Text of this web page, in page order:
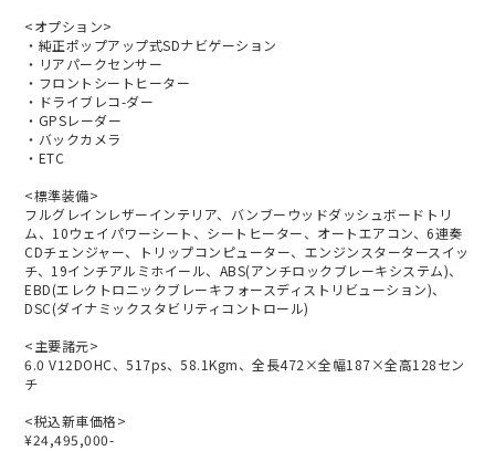
<オプション>
・純正ポップアップ式SDナビゲーション
・リアパークセンサー
・フロントシートヒーター
・ドライブレコ-ダー
・GPSレーダー
・バックカメラ
・ETC
<標準装備>
フルグレインレザーインテリア、バンブーウッドダッシュボードトリ
ム、10ウェイパワーシート、シートヒーター、オートエアコン、6連奏
CDチェンジャー、トリップコンピューター、エンジンスタータースイッ
チ、19インチアルミホイール、ABS(アンチロックブレーキシステム)、
EBD(エレクトロニックブレーキフォースディストリビューション)、
DSC(ダイナミックスタビリティコントロール)
<主要諸元>
6.0 V12DOHC、517ps、58.1Kgm、全長472×全幅187×全高128セン
チ
<税込新車価格>
¥24,495,000-